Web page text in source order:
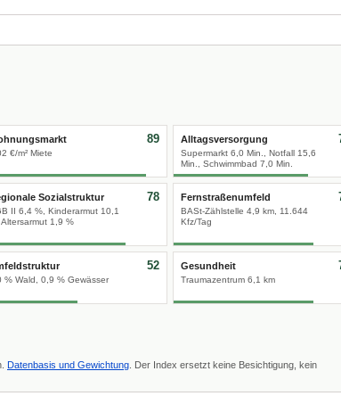
€/m² Miete
89 Alltagsversorgung
Supermarkt 6,0 Min., Notfall 15,6
Min., Schwimmbad 7,0 Min.
Sozialstruktur
II 6,4 %, Kinderarmut 10,1
Altersarmut 1,9 %
78 Fernstraßenumfeld
BASt-Zählstelle 4,9 km, 11.644
Kfz/Tag
% Wald, 0,9 % Gewässer
52 Gesundheit
Traumazentrum 6,1 km
Datenbasis und Gewichtung . Der Index ersetzt keine Besichtigung, kein